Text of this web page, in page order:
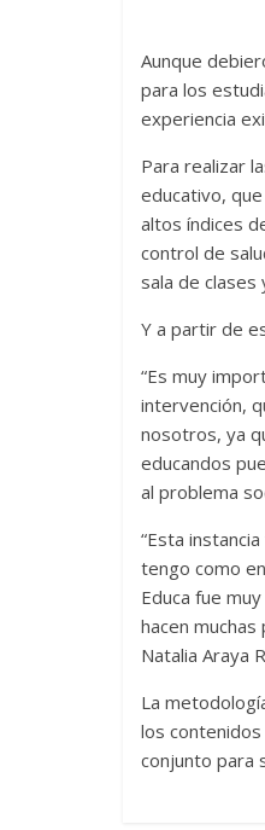
Aunque
para los
experiencia
Para realizar
educativo,
altos índices
control de
sala de clases
Y a partir de
“Es muy
intervención,
nosotros, ya
educandos
al problema
“Esta
tengo como
Educa fue
hacen
Natalia Araya
La
los
conjunto para